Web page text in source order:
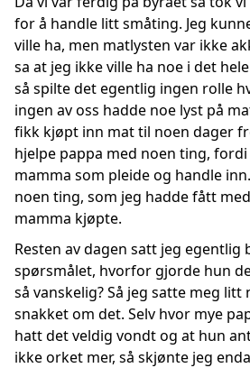
for å handle litt småting. Jeg
ville ha, men matlysten var ikke
sa at jeg ikke ville ha noe i det
så spilte det egentlig ingen rolle
ingen av oss hadde noe lyst på
fikk kjøpt inn mat til noen dager
hjelpe pappa med noen ting,
mamma som pleide og handle
noen ting, som jeg hadde fått
mamma kjøpte.
Resten av dagen satt jeg egentlig
spørsmålet, hvorfor gjorde hun
så vanskelig? Så jeg satte meg litt
snakket om det. Selv hvor mye
hatt det veldig vondt og at hun
ikke orket mer, så skjønte jeg